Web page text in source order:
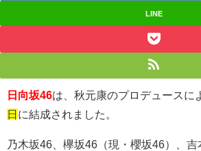
LINE
日向坂46は、秋元康のプロデュースに
日 に結成されました。
乃木坂46 、欅坂46 （現・櫻坂46）、吉